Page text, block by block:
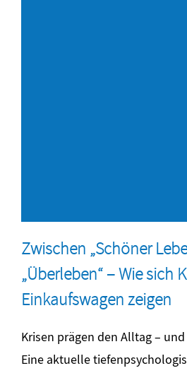
Zwischen „Schöner
„Überleben“ – Wie sich
Einkaufswagen zeigen
Krisen prägen den Alltag –
Eine aktuelle